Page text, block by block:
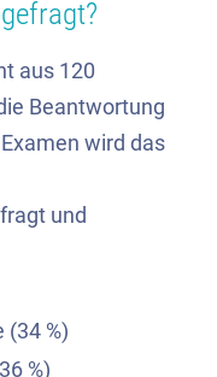
aus 120
Beantwortung
wird das
und
(34 %)
%)